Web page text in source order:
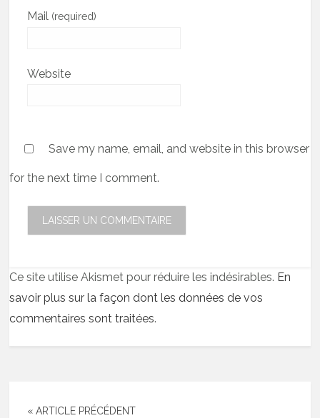
Mail (required)
Website
Save my name, email, and website in this browser
for the next time I comment.
Ce site utilise Akismet pour réduire les indésirables. En
savoir plus sur la façon dont les données de vos
commentaires sont traitées.
« ARTICLE PRÉCÉDENT